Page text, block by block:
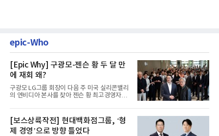
epic-Who
[Epic Why] 구광모-젠슨 황 두 달 만
에 재회 왜?
구광모 LG그룹 회장이 다음 주 미국 실리콘밸리
의 엔비디아 본사를 찾아 젠슨 황 최고경영자
[보스상륙작전] 현대백화점그룹, ‘형
제 경영’으로 방향 틀었다